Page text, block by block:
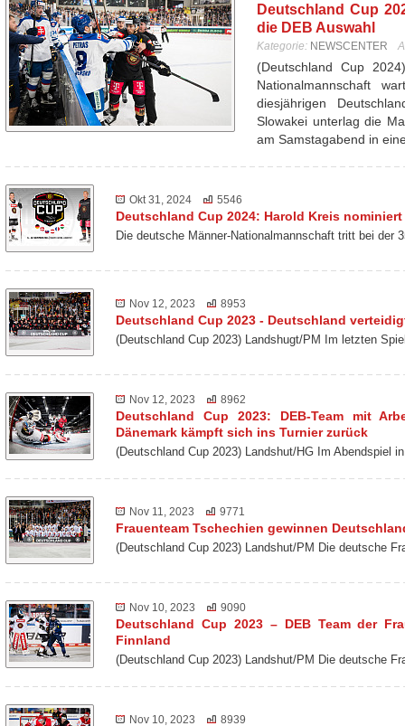
Deutschland Cup
die DEB Auswahl
Kategorie: NEWSCENTER
(Deutschland Cup
Nationalmannschaft
diesjährigen
Slowakei unterlag die
am Samstagabend in
Okt 31, 2024 5546
Deutschland Cup 2024: Harold Kreis
Die deutsche Männer-Nationalmannschaft tritt bei der
Nov 12, 2023 8953
Deutschland Cup 2023 - Deutschland
(Deutschland Cup 2023) Landshugt/PM Im letzten
Nov 12, 2023 8962
Deutschland Cup 2023: DEB-Team mit
Dänemark kämpft sich ins Turnier zurück
(Deutschland Cup 2023) Landshut/HG Im Abendspiel
Nov 11, 2023 9771
Frauenteam Tschechien gewinnen
(Deutschland Cup 2023) Landshut/PM Die deutsche
Nov 10, 2023 9090
Deutschland Cup 2023 – DEB Team der
Finnland
(Deutschland Cup 2023) Landshut/PM Die deutsche
Nov 10, 2023 8939